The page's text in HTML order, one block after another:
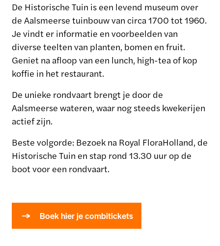
De Historische Tuin is een levend museum over
de Aalsmeerse tuinbouw van circa 1700 tot 1960.
Je vindt er informatie en voorbeelden van
diverse teelten van planten, bomen en fruit.
Geniet na afloop van een lunch, high-tea of kop
koffie in het restaurant.
De unieke rondvaart brengt je door de
Aalsmeerse wateren, waar nog steeds kwekerijen
actief zijn.
Beste volgorde: Bezoek na Royal FloraHolland, de
Historische Tuin en stap rond 13.30 uur op de
boot voor een rondvaart.
Boek hier je combitickets